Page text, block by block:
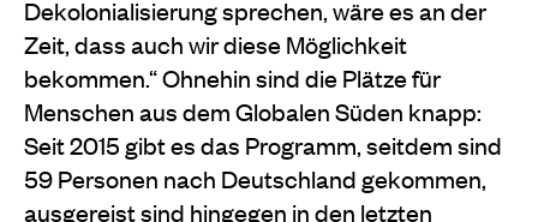
Dekolonialisierung sprechen, wäre es an der
Zeit, dass auch wir diese Möglichkeit
bekommen.“ Ohnehin sind die Plätze für
Menschen aus dem Globalen Süden knapp:
Seit 2015 gibt es das Programm, seitdem sind
59 Personen nach Deutschland gekommen,
ausgereist sind hingegen in den letzten